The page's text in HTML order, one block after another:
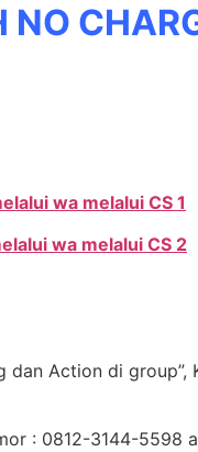
NO
wa melalui CS 1
wa melalui CS 2
Action di
: 0812-3144-